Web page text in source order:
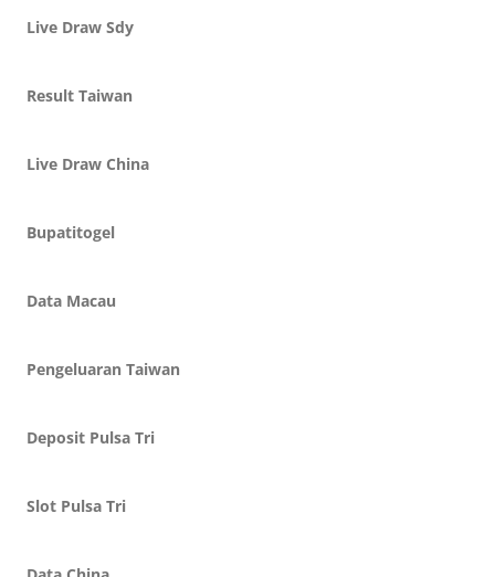
Live Draw Sdy
Result Taiwan
Live Draw China
Bupatitogel
Data Macau
Pengeluaran Taiwan
Deposit Pulsa Tri
Slot Pulsa Tri